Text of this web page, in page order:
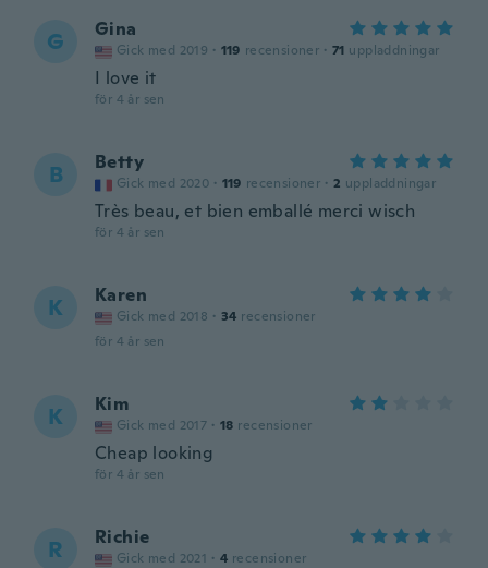
G Gina
Gick med 2019 · 119 recensioner · 71 uppladdningar
I love it
för 4 år sen
B Betty
Gick med 2020 · 119 recensioner · 2 uppladdningar
Très beau, et bien emballé merci wisch
för 4 år sen
K Karen
Gick med 2018 · 34 recensioner
för 4 år sen
K Kim
Gick med 2017 · 18 recensioner
Cheap looking
för 4 år sen
R Richie
Gick med 2021 · 4 recensioner